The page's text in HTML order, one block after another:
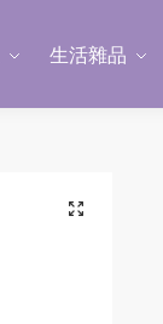
生活雜品